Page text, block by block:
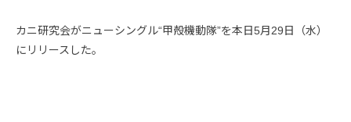
カニ研究会がニューシングル“甲殻機動隊”を本日5月29日（水）
にリリースした。